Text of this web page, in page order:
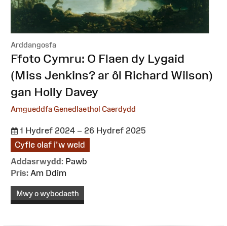
Arddangosfa
:Ffoto Cymru: O Flaen dy Lygaid
(Miss Jenkins? ⁠ar ôl Richard Wilson)
gan Holly Davey
Amgueddfa Genedlaethol Caerdydd
1 Hydref 2024 – 26 Hydref 2025
Cyfle olaf i'w weld
Addasrwydd: Pawb
Pris: Am Ddim
Mwy o wybodaeth